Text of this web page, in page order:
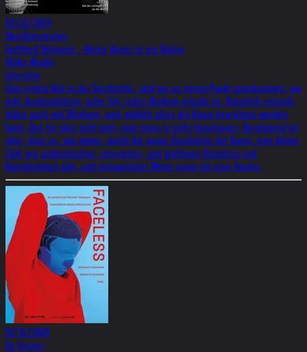
03/22/2024
OberÖsterreicher
Gottfried Helnwein - Meine Kunst ist ein Dialog
Ulrike Wright
Interview
Zum ersten Mal in der Geschichte, sind wir an einem Punkt angekommen, wo
jede Ausdrucksform, jeder Stil, jedes Medium erlaubt ist. Natürlich entsteht
dabei auch viel Blödsinn, weil wirklich alles als Kunst bezeichnet werden
kann. Das tut aber nicht weh, man muss ja nicht hinschauen. Beruhigend ist
aber, dass es, wie immer, durch die ganze Geschichte der Kunst, eine kleine
Zahl von authentischen, relevanten, und wichtigen Künstlern und
Künstlerinnen gibt, und erstaunlicher Weise sogar ein paar Genies.
07/12/2024
De Gruyter